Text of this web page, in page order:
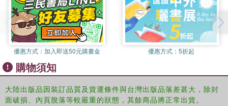
第6號 萊佛-埃里克森在美洲的登陸點
朗索梅多斯國家歷史公園(諾曼人定居點)
第7號 北部高緯地區的溫泉
納漢尼國家公園
第8號 為未來保存中世紀
克拉科夫古城
第9號 地下教堂
維也里奇卡鹽礦
第10號 “戈埃德雷德”旁的奴隸交易
優惠方式： 加入即送50元購書金 優惠方式： 5折起
購物須知
大陸出版品因裝訂品質及貨運條件與台灣出版品落差甚大，除封
面破損、內頁脫落等較嚴重的狀態，其餘商品將正常出貨。